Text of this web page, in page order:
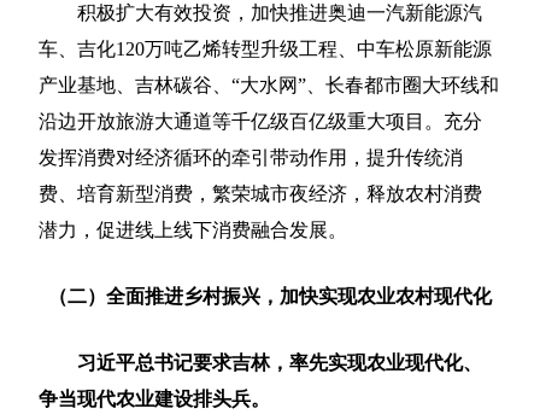
积极扩大有效投资，加快推进奥迪一汽新能源汽
车、吉化120万吨乙烯转型升级工程、中车松原新能源
产业基地、吉林碳谷、“大水网”、长春都市圈大环线和
沿边开放旅游大通道等千亿级百亿级重大项目。充分
发挥消费对经济循环的牵引带动作用，提升传统消
费、培育新型消费，繁荣城市夜经济，释放农村消费
潜力，促进线上线下消费融合发展。
（二）全面推进乡村振兴，加快实现农业农村现代化
习近平总书记要求吉林，率先实现农业现代化、
争当现代农业建设排头兵。